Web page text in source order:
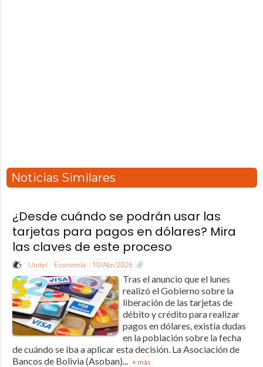
Noticias Similares
¿Desde cuándo se podrán usar las
tarjetas para pagos en dólares? Mira
las claves de este proceso
Unitel Economía 10/Abr/2026
Tras el anuncio que el lunes
realizó el Gobierno sobre la
liberación de las tarjetas de
débito y crédito para realizar
pagos en dólares, existía dudas
en la población sobre la fecha
de cuándo se iba a aplicar esta decisión. La Asociación de
Bancos de Bolivia (Asoban)... + más